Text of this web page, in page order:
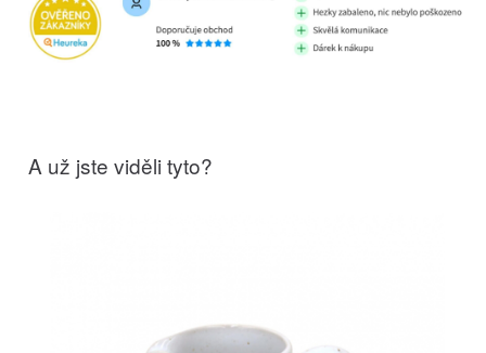
A už jste viděli tyto?